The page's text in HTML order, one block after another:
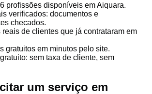
profissões disponíveis em Aiquara.
verificados: documentos e
checados.
de clientes que já contrataram em
gratuitos em minutos pelo site.
sem taxa de cliente, sem
um serviço em